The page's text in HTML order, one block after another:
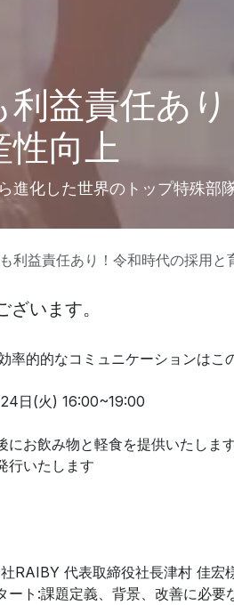
利益責任あ
性向上
進化した世界のトップ特殊
利益責任あり！令和時代の採用
います。
率的的なコミュニケーションはこ
日(火) 16:00~19:00
み物と軽食を提供いたしま
たします
RAIBY 代表取締役社長津村 佳宏
ト:課題定義、背景、改善に必要